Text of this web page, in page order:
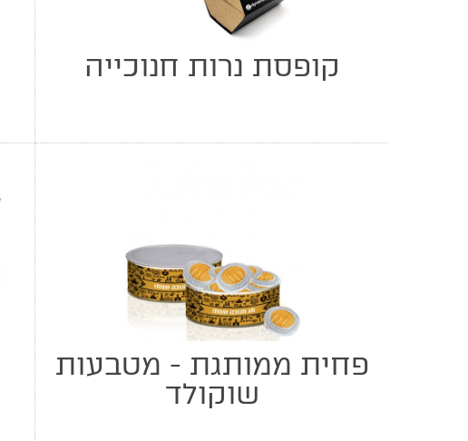
קופסת נרות חנוכייה
פחית ממותגת - מטבעות
שוקולד